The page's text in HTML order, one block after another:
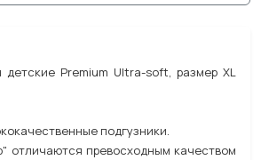
детские Premium Ultra-soft, размер XL
подгузники.
отличаются превосходным качеством